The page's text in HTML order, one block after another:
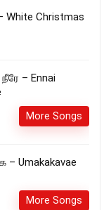
White Christmas
– Ennai
More Songs
Umakakavae
More Songs